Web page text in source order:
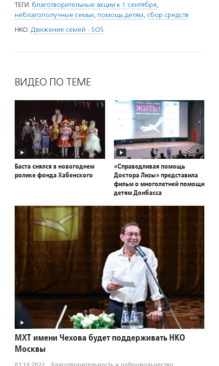
ТЕГИ: благотворительные акции к 1 сентября,
неблагополучные семьи, помощь детям, сбор средств
НКО: Движение семей - SOS
ВИДЕО ПО ТЕМЕ
Баста снялся в новогоднем
ролике фонда Хабенского
«Справедливая помощь
Доктора Лизы» представила
фильм о многолетней помощи
детям Донбасса
МХТ имени Чехова будет поддерживать НКО
Москвы